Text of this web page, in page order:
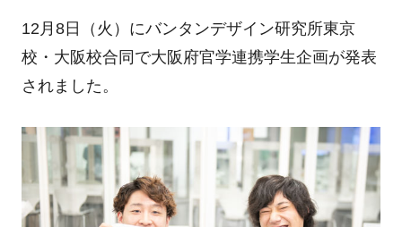
12月8日（火）にバンタンデザイン研究所東京
校・大阪校合同で大阪府官学連携学生企画が発表
されました。